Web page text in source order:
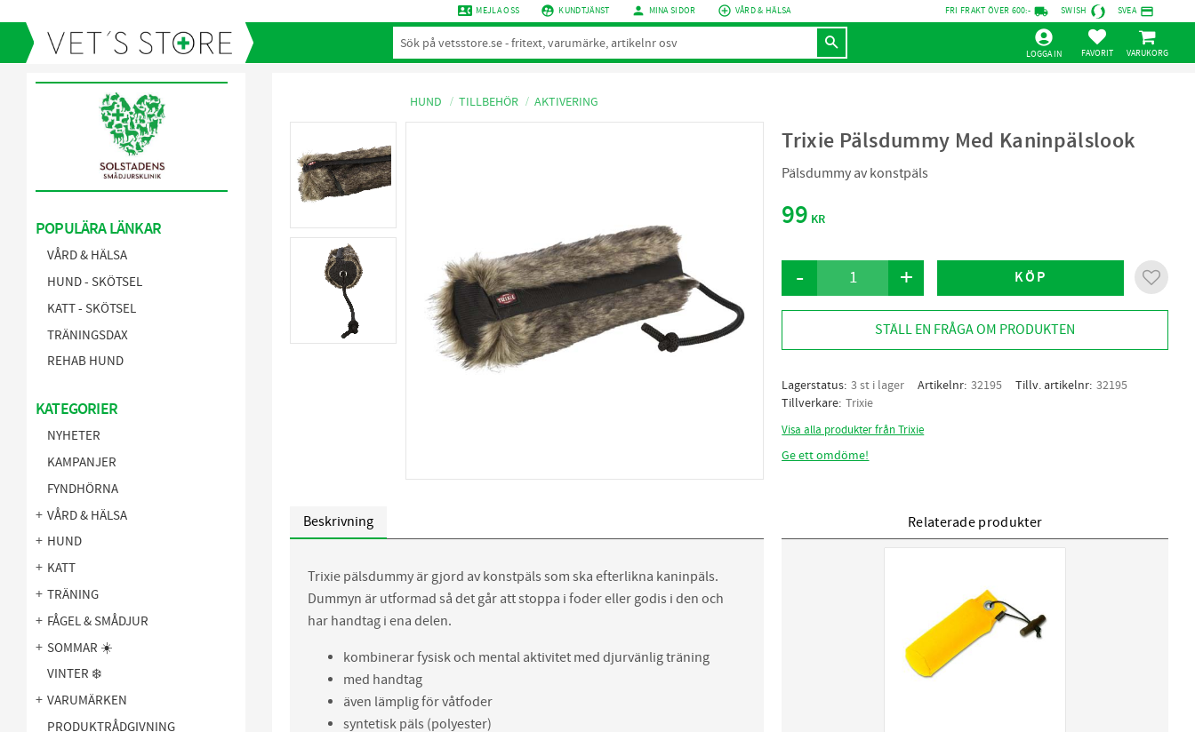
contact_phone MEJLA OSS supervised_user_circle KUNDTJÄNST person MINA SIDOR add_circle_outline VÅRD & HÄLSA FRI FRAKT ÖVER 600:- local_shipping SWISH SVEA credit_card
LOGGA IN FAVORITER
KUNDVAGN
HUND TILLBEHÖR AKTIVERING
Trixie Pälsdummy Med Kaninpälslook
Pälsdummy av konstpäls
99 KR
+
- KÖP Lägg
STÄLL EN FRÅGA OM PRODUKTEN
Lagerstatus 3 st i lager Artikelnr 32195 Tillv. artikelnr 32195
Tillverkare Trixie
Visa alla produkter från Trixie
Ge ett omdöme!
Beskrivning
Trixie pälsdummy är gjord av konstpäls som ska efterlikna kaninpäls.
Dummyn är utformad så det går att stoppa i foder eller godis i den och
har handtag i ena delen.
kombinerar fysisk och mental aktivitet med djurvänlig träning
med handtag
även lämplig för våtfoder
syntetisk päls (polyester)
Relaterade produkter
POPULÄRA LÄNKAR
VÅRD & HÄLSA
HUND - SKÖTSEL
KATT - SKÖTSEL
TRÄNINGSDAX
REHAB HUND
KATEGORIER
NYHETER
KAMPANJER
FYNDHÖRNA
VÅRD & HÄLSA
HUND
KATT
TRÄNING
FÅGEL & SMÅDJUR
SOMMAR ☀️
VINTER ❄️
VARUMÄRKEN
PRODUKTRÅDGIVNING